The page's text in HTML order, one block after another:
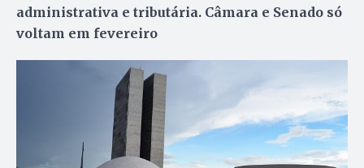
administrativa e tributária. Câmara e Senado só
voltam em fevereiro